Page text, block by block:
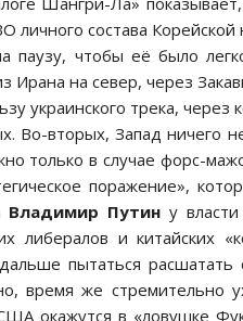
личного состава
паузу, чтобы её было
на север, через
украинского трека, через
Во-вторых, Запад ничего
только в случае форс-
поражение»,
Владимир Путин у
либералов и китайских
пытаться
время же стремительно
окажутся в «ловушке